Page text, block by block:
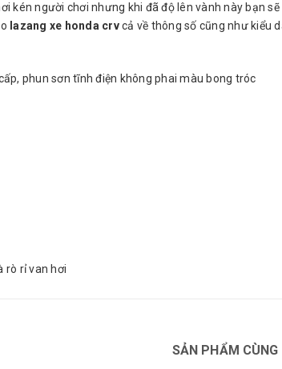
kén người chơi nhưng khi đã độ lên vành này bạn
lazang xe honda crvcả về thông số cũng như kiểu
phun sơn tĩnh điện không phai màu bong tróc
rò rỉ van hơi
SẢN PHẨM CÙNG